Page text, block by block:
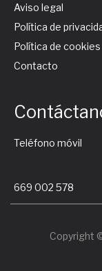
Aviso legal
Política de
Política de cookies
Contacto
Teléfono móvil
669 002 578
Copyright